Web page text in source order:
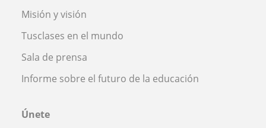
Misión y visión
Tusclases en el mundo
Sala de prensa
Informe sobre el futuro de la educación
Únete